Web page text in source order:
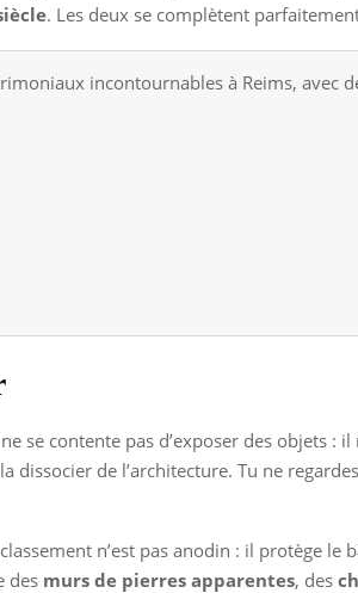
. Les deux se complètent
incontournables à Reims, avec
se contente pas d’exposer des objets :
de l’architecture. Tu ne
n’est pas anodin : il protège le
des murs de pierres apparentes, des